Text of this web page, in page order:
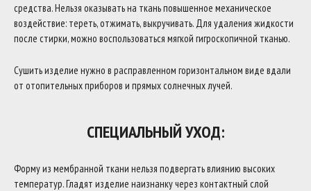
средства. Нельзя оказывать на ткань повышенное механическое
воздействие: тереть, отжимать, выкручивать. Для удаления жидкости
после стирки, можно воспользоваться мягкой гигроскопичной тканью.
Сушить изделие нужно в расправленном горизонтальном виде вдали
от отопительных приборов и прямых солнечных лучей.
СПЕЦИАЛЬНЫЙ УХОД:
Форму из мембранной ткани нельзя подвергать влиянию высоких
температур. Гладят изделие наизнанку через контактный слой